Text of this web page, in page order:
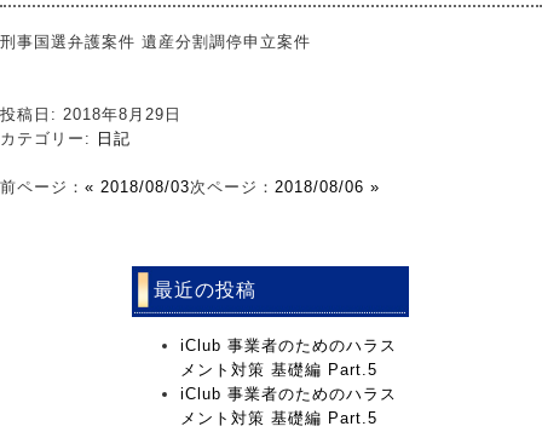
刑事国選弁護案件 遺産分割調停申立案件
投稿日: 2018年8月29日
カテゴリー: 日記
前ページ： « 2018/08/03次ページ： 2018/08/06 »
最近の投稿
iClub 事業者のためのハラス
メント対策 基礎編 Part.5
iClub 事業者のためのハラス
メント対策 基礎編 Part.5